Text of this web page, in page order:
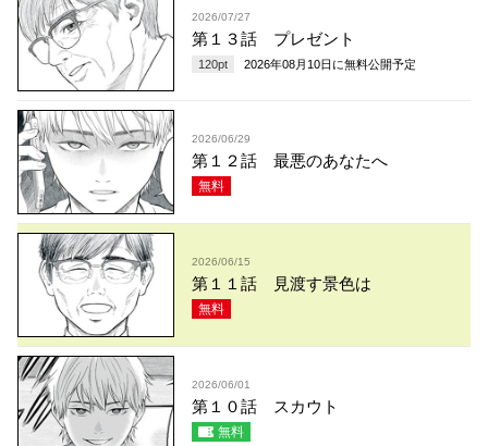
2026/07/27
第１３話 プレゼント
120pt 2026年08月10日 に無料公開予定
2026/06/29
第１２話 最悪のあなたへ
無料
2026/06/15
第１１話 見渡す景色は
無料
2026/06/01
第１０話 スカウト
無料